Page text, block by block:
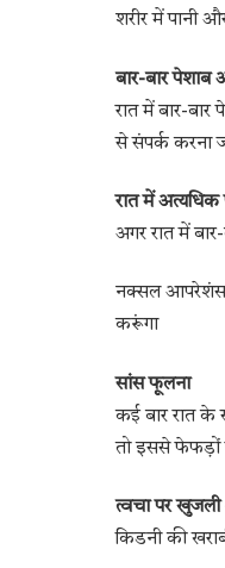
शरीर में पानी
बार-बार पेशाब
रात में बार-
से संपर्क करना
रात में अत्यधिक
अगर रात में
नक्सल आपरेशंस
करूंगा
सांस फूलना
कई बार रात के
तो इससे फेफड़ों
त्वचा पर
किडनी की